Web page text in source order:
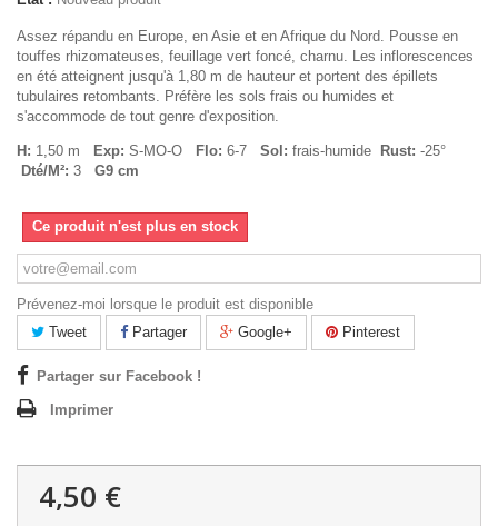
Assez répandu en Europe, en Asie et en Afrique du Nord. Pousse en
touffes rhizomateuses, feuillage vert foncé, charnu. Les inflorescences
en été atteignent jusqu'à 1,80 m de hauteur et portent des épillets
tubulaires retombants. Préfère les sols frais ou humides et
s'accommode de tout genre d'exposition.
H: 1,50 m Exp: S-MO-O Flo: 6-7 Sol: frais-humide Rust: -25°
Dté/M²: 3 G9 cm
Ce produit n'est plus en stock
Prévenez-moi lorsque le produit est disponible
Tweet
Partager Google+ Pinterest
Partager sur Facebook !
Imprimer
4,50 €